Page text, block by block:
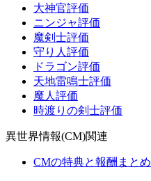
大神官評価
ニンジャ評価
魔剣士評価
守り人評価
ドラゴン評価
天地雷鳴士評価
魔人評価
時渡りの剣士評価
異世界情報(CM)関連
CMの特典と報酬まとめ